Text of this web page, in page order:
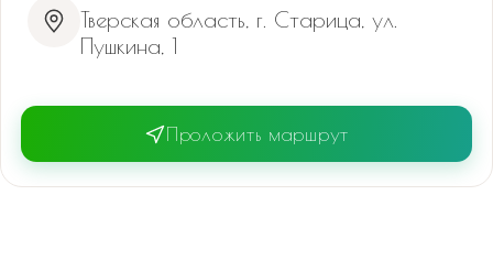
Тверская область, г. Старица, ул.
Пушкина, 1
Проложить маршрут